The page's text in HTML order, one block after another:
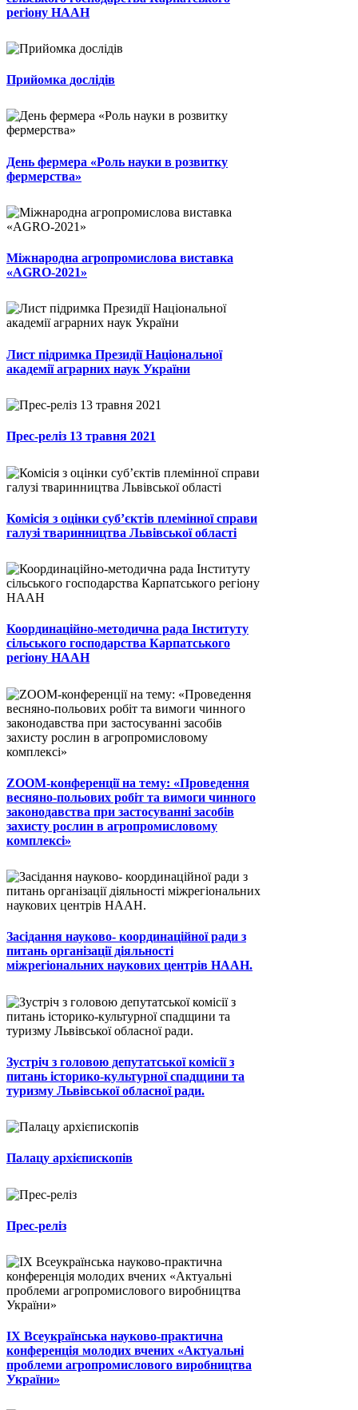
регіону НААН
Прийомка дослідів
День фермера «Роль науки в розвитку
фермерства»
Міжнародна агропромислова виставка
«AGRO-2021»
Лист підримка Президії Національної
академії аграрних наук України
Прес-реліз 13 травня 2021
Комісія з оцінки суб’єктів племінної справи
галузі тваринництва Львівської області
Координаційно-методична рада Інституту
сільського господарства Карпатського
регіону НААН
ZOOM-конференції на тему: «Проведення
весняно-польових робіт та вимоги чинного
законодавства при застосуванні засобів
захисту рослин в агропромисловому
комплексі»
Засідання науково- координаційної ради з
питань організації діяльності
міжрегіональних наукових центрів НААН.
Зустріч з головою депутатської комісії з
питань історико-культурної спадщини та
туризму Львівської обласної ради.
Палацу архієпископів
Прес-реліз
ІХ Всеукраїнська науково-практична
конференція молодих вчених «Актуальні
проблеми агропромислового виробництва
України»